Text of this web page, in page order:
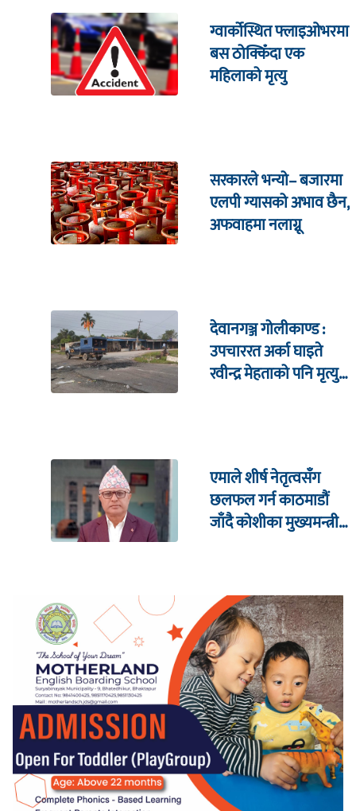
ग्वार्कोस्थित फ्लाइओभरमा
बस ठोक्किँदा एक
महिलाको मृत्यु
सरकारले भन्यो– बजारमा
एलपी ग्यासको अभाव छैन,
अफवाहमा नलाग्नू
देवानगञ्ज गोलीकाण्ड :
उपचाररत अर्का घाइते
रवीन्द्र मेहताको पनि मृत्यु,
एमाले शीर्ष नेतृत्वसँग
छलफल गर्न काठमाडौं
जाँदै कोशीका मुख्यमन्त्री